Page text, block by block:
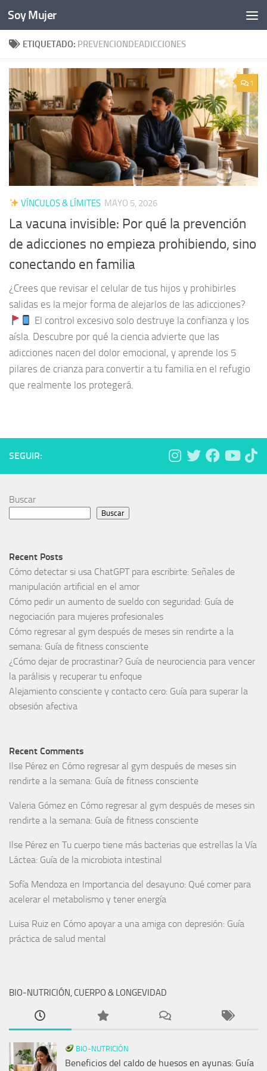
Bajo el contenido
Soy Mujer
ETIQUETADO: PREVENCIONDEADICCIONES
1
VÍNCULOS & LÍMITES MAYO 5, 2026
La vacuna invisible: Por qué la prevención
de adicciones no empieza prohibiendo, sino
conectando en familia
¿Crees que revisar el celular de tus hijos y prohibirles
salidas es la mejor forma de alejarlos de las adicciones?
El control excesivo solo destruye la confianza y los
aísla. Descubre por qué la ciencia advierte que las
adicciones nacen del dolor emocional, y aprende los 5
pilares de crianza para convertir a tu familia en el refugio
que realmente los protegerá.
SEGUIR:
Buscar
Buscar
Recent Posts
Cómo detectar si usa ChatGPT para escribirte: Señales de
manipulación artificial en el amor
Cómo pedir un aumento de sueldo con seguridad: Guía de
negociación para mujeres profesionales
Cómo regresar al gym después de meses sin rendirte a la
semana: Guía de fitness consciente
¿Cómo dejar de procrastinar? Guía de neurociencia para vencer
la parálisis y recuperar tu enfoque
Alejamiento consciente y contacto cero: Guía para superar la
obsesión afectiva
Recent Comments
Ilse Pérez en Cómo regresar al gym después de meses sin
rendirte a la semana: Guía de fitness consciente
Valeria Gómez en Cómo regresar al gym después de meses sin
rendirte a la semana: Guía de fitness consciente
Ilse Pérez en Tu cuerpo tiene más bacterias que estrellas la Vía
Láctea: Guía de la microbiota intestinal
Sofía Mendoza en Importancia del desayuno: Qué comer para
acelerar el metabolismo y tener energía
Luisa Ruiz en Cómo apoyar a una amiga con depresión: Guía
práctica de salud mental
BIO-NUTRICIÓN, CUERPO & LONGEVIDAD
BIO-NUTRICIÓN
Beneficios del caldo de huesos en ayunas: Guía